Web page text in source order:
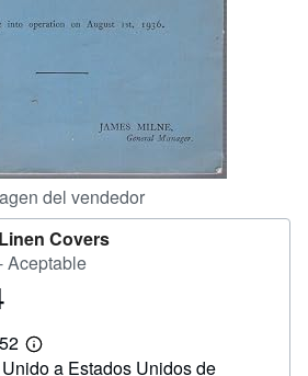
del vendedor
Linen Covers
Aceptable
Más
información
a Estados Unidos de